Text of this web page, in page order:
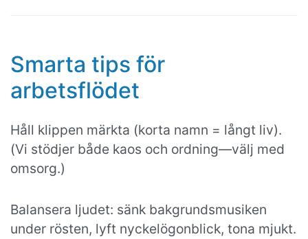
Smarta tips för
arbetsflödet
Håll klippen märkta (korta namn = långt liv).
(Vi stödjer både kaos och ordning—välj med
omsorg.)
Balansera ljudet: sänk bakgrundsmusiken
under rösten, lyft nyckelögonblick, tona mjukt.